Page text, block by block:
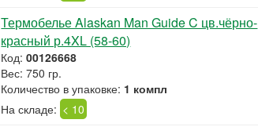
Термобелье Alaskan Man Guide C цв.чёрно-
красный р.4XL (58-60)
Код:00126668
Вес: 750 гр.
Количество в упаковке: 1 компл
На складе: < 10